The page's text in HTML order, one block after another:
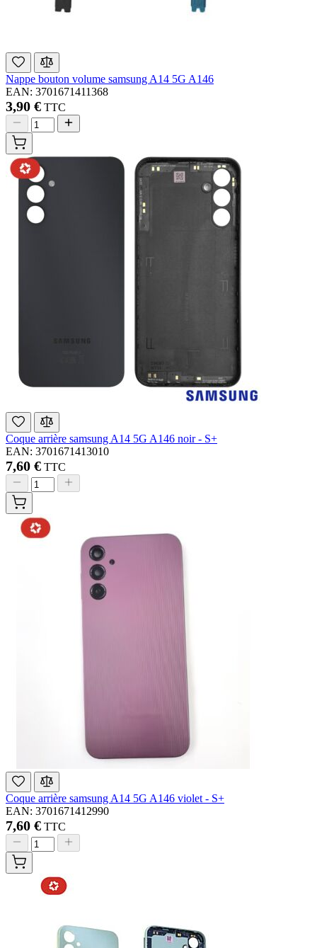
Nappe bouton volume samsung A14 5G A146
EAN: 3701671411368
3,90 € TTC
Coque arrière samsung A14 5G A146 noir - S+
EAN: 3701671413010
7,60 € TTC
Coque arrière samsung A14 5G A146 violet - S+
EAN: 3701671412990
7,60 € TTC